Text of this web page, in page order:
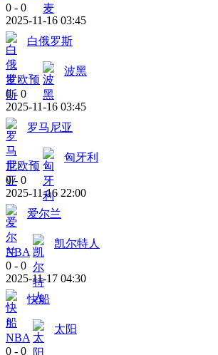
0 - 0
2025-11-16 03:45
白俄罗斯
世欧预
波黑
0 - 0
2025-11-16 03:45
罗马尼亚
世欧预
匈牙利
0 - 0
2025-11-16 22:00
爱尔兰
NBA
凯尔特人
0 - 0
2025-11-17 04:30
快船
NBA
太阳
0 - 0